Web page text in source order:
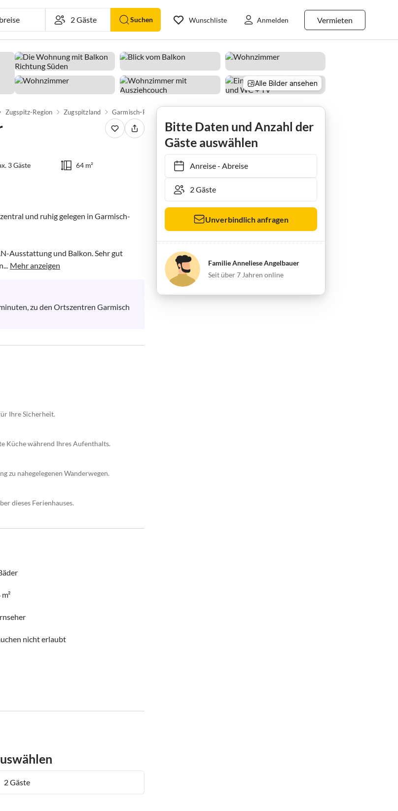
Suchen Vermieten
Wunschliste Anmelden
Alle Bilder ansehen
Zugspitz-Region Zugspitzland Garmisch-Partenkirchen
3 Gäste 64 m²
und ruhig gelegen in Garmisch-
Ausstattung und Balkon. Sehr gut
Mehr anzeigen
zu den Ortszentren Garmisch
Ihre Sicherheit.
Küche während Ihres Aufenthalts.
zu nahegelegenen Wanderwegen.
dieses Ferienhauses.
nicht erlaubt
Bitte Daten und Anzahl der
Gäste auswählen
Anreise- Abreise
Unverbindlich anfragen
Familie Anneliese Angelbauer
Seit über 7 Jahren online